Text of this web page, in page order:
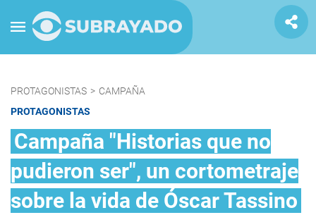
PROTAGONISTAS > CAMPAÑA
PROTAGONISTAS
Campaña "Historias que no
pudieron ser", un cortometraje
sobre la vida de Óscar Tassino